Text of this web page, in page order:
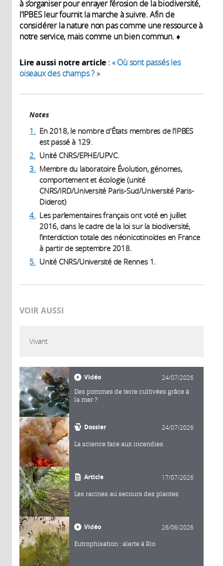
à s’organiser pour enrayer l’érosion de la biodiversité,
l’IPBES leur fournit la marche à suivre. Afin de
considérer la nature non pas comme une ressource à
notre service, mais comme un bien commun. ♦
Lire aussi notre article : « Où sont passés les
oiseaux des champs ? »
Notes
1. En 2018, le nombre d'États membres de l’IPBES
est passé à 129.
2. Unité CNRS/EPHE/UPVC.
3. Membre du laboratoire Évolution, génomes,
comportement et écologie (unité
CNRS/IRD/Université Paris-Sud/Université Paris-
Diderot)
4. Les parlementaires français ont voté en juillet
2016, dans le cadre de la loi sur la biodiversité,
l’interdiction totale des néonicotinoïdes en France
à partir de septembre 2018.
5. Unité CNRS/Université de Rennes 1.
VOIR AUSSI
Vivant
Vidéo 24/07/2026
Des pommes de terre cultivées grâce à
la mer ?
Dossier 24/07/2026
La science face aux incendies
Article 17/07/2026
Les racines au secours des plantes
Vidéo 26/06/2026
Eutrophisation : alerte à Rio